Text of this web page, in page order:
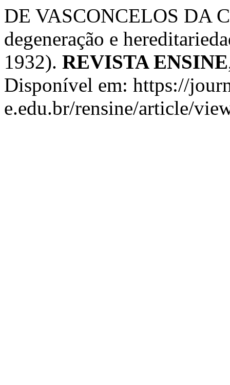
DE VASCONCELOS DA
degeneração e
1932). REVISTA ENSINE
Disponível em: https://
e.edu.br/rensine/article/